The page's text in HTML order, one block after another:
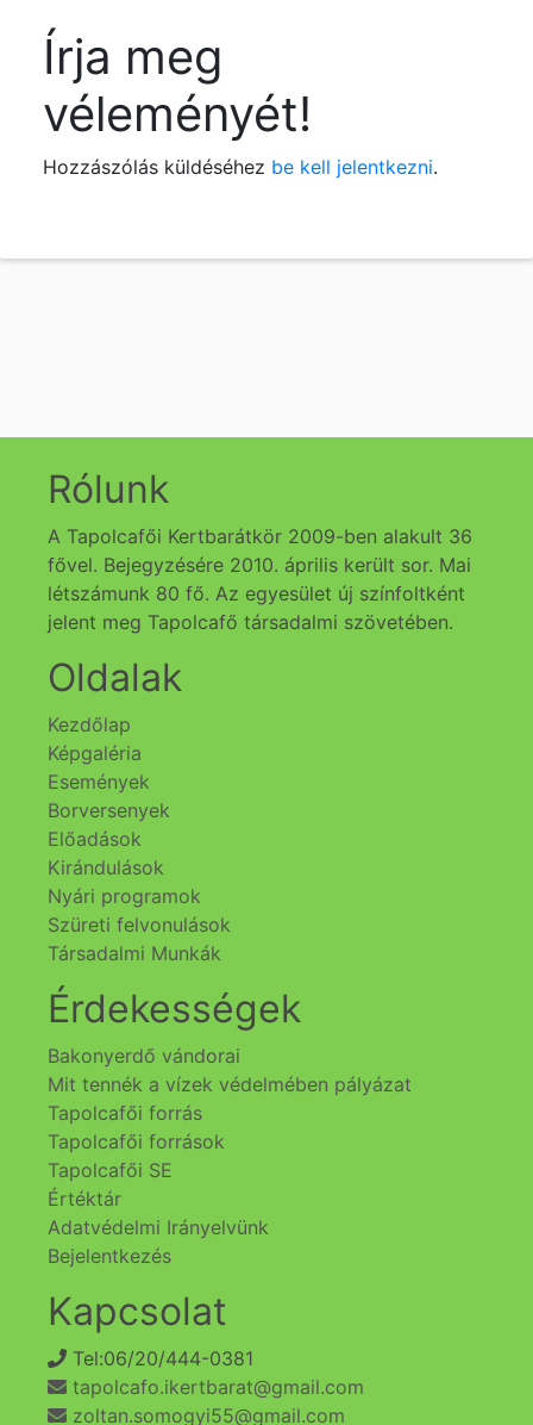
Írja meg
véleményét!
Hozzászólás küldéséhez be kell jelentkezni.
Rólunk
A Tapolcafői Kertbarátkör 2009-ben alakult 36
fővel. Bejegyzésére 2010. április került sor. Mai
létszámunk 80 fő. Az egyesület új színfoltként
jelent meg Tapolcafő társadalmi szövetében.
Oldalak
Kezdőlap
Képgaléria
Események
Borversenyek
Előadások
Kirándulások
Nyári programok
Szüreti felvonulások
Társadalmi Munkák
Érdekességek
Bakonyerdő vándorai
Mit tennék a vízek védelmében pályázat
Tapolcafői forrás
Tapolcafői források
Tapolcafői SE
Értéktár
Adatvédelmi Irányelvünk
Bejelentkezés
Kapcsolat
Tel:06/20/444-0381
tapolcafo.ikertbarat@gmail.com
zoltan.somogyi55@gmail.com